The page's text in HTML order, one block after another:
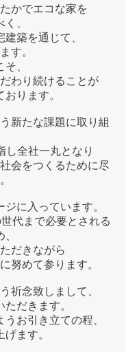
かでエコな家を
、
築を通じて、
す。
、
わり続けることが
ります。
新たな課題に取り組
し全社一丸となり
会をつくるために尽
に入っています。
代まで必要とされる
だきながら
努めて参ります。
祈念致しまして、
だきます。
お引き立ての程、
ます。